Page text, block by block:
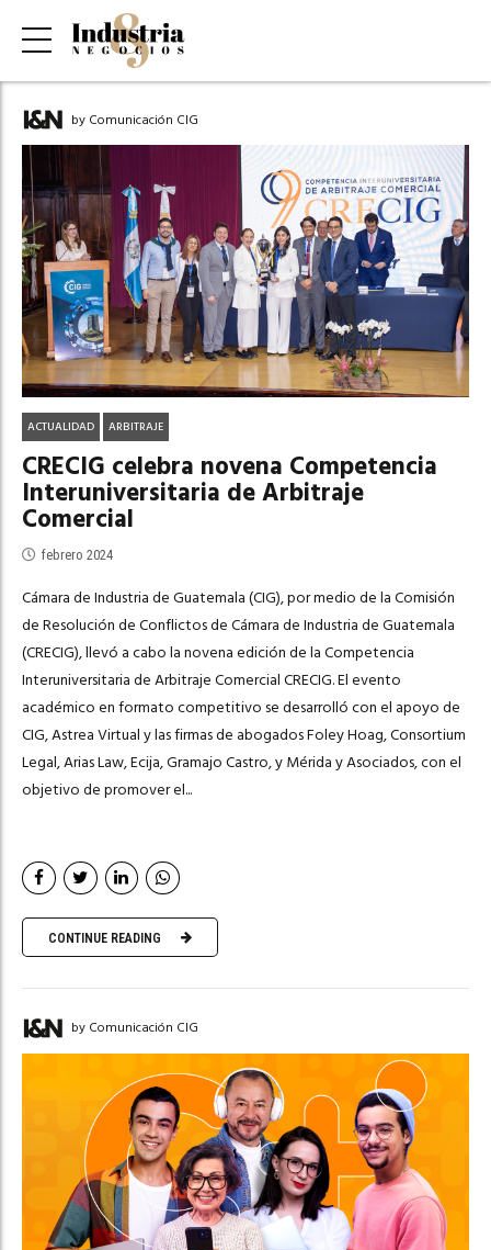
by Comunicación CIG
ACTUALIDAD ARBITRAJE
CRECIG celebra novena Competencia
Interuniversitaria de Arbitraje
Comercial
febrero 2024
Cámara de Industria de Guatemala (CIG), por medio de la Comisión
de Resolución de Conflictos de Cámara de Industria de Guatemala
(CRECIG), llevó a cabo la novena edición de la Competencia
Interuniversitaria de Arbitraje Comercial CRECIG. El evento
académico en formato competitivo se desarrolló con el apoyo de
CIG, Astrea Virtual y las firmas de abogados Foley Hoag, Consortium
Legal, Arias Law, Ecija, Gramajo Castro, y Mérida y Asociados, con el
objetivo de promover el...
CONTINUE READING
by Comunicación CIG